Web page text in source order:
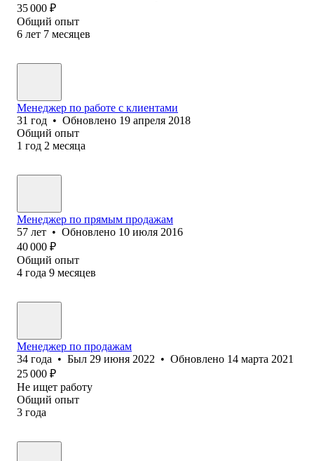
35 000 ₽
Общий опыт
6 лет 7 месяцев
Менеджер по работе с клиентами
31 год • Обновлено 19 апреля 2018
Общий опыт
1 год 2 месяца
Менеджер по прямым продажам
57 лет • Обновлено 10 июля 2016
40 000 ₽
Общий опыт
4 года 9 месяцев
Менеджер по продажам
34 года • Был 29 июня 2022 • Обновлено 14 марта 2021
25 000 ₽
Не ищет работу
Общий опыт
3 года